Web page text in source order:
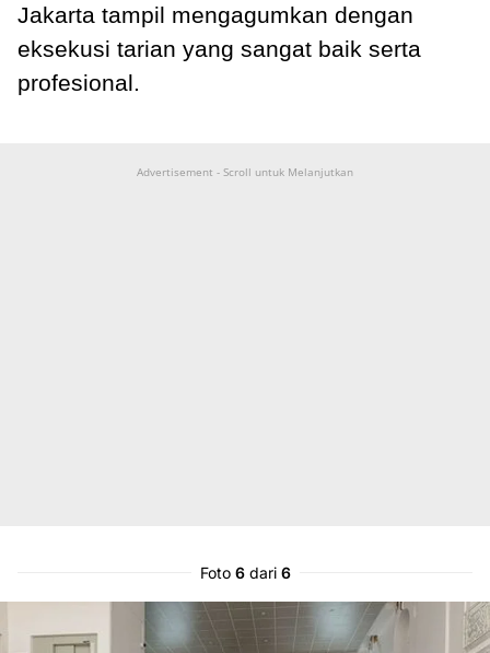
Jakarta tampil mengagumkan dengan
eksekusi tarian yang sangat baik serta
profesional.
Advertisement - Scroll untuk Melanjutkan
Foto 6dari 6